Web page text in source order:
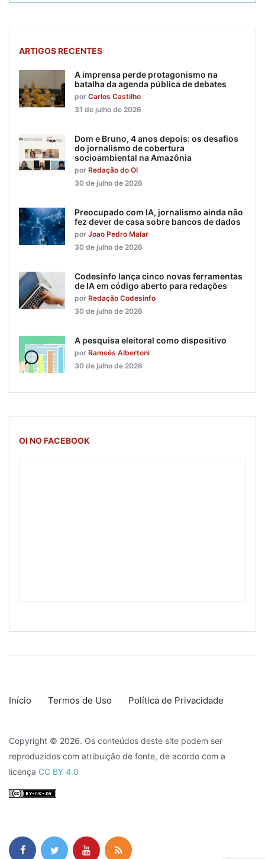
ARTIGOS RECENTES
A imprensa perde protagonismo na
batalha da agenda pública de debates
por Carlos Castilho
31 de julho de 2026
Dom e Bruno, 4 anos depois: os desafios
do jornalismo de cobertura
socioambiental na Amazônia
por Redação do OI
30 de julho de 2026
Preocupado com IA, jornalismo ainda não
fez dever de casa sobre bancos de dados
por Joao Pedro Malar
30 de julho de 2026
Codesinfo lança cinco novas ferramentas
de IA em código aberto para redações
por Redação Codesinfo
30 de julho de 2026
A pesquisa eleitoral como dispositivo
por Ramsés Albertoni
30 de julho de 2026
OI NO FACEBOOK
Início Termos de Uso Política de Privacidade
Copyright © 2026. Os conteúdos deste site podem ser
reproduzidos com atribuição de fonte, de acordo com a
licença CC BY 4.0